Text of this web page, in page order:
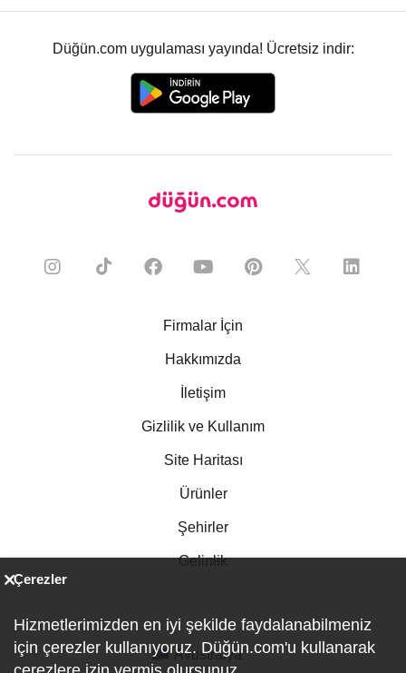
Düğün.com uygulaması yayında! Ücretsiz indir:
Firmalar İçin
Hakkımızda
İletişim
Gizlilik ve Kullanım
Site Haritası
Ürünler
Şehirler
Gelinlik
Avustralya
Çerezler
Hizmetlerimizden en iyi şekilde faydalanabilmeniz
için çerezler kullanıyoruz. Düğün.com'u kullanarak